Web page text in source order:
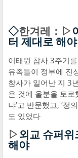
◇한겨레：▷
터 제대로 해야
이태원 참사 3주기
유족들이 정부에 진
참사가 일어난 지 3
은 것에 울분을 토로
냐’고 반문했고, ‘정
도 있었다
▷외교 슈퍼위
해야